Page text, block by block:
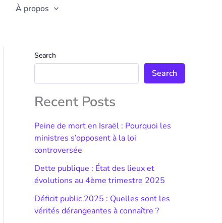
À propos
Search
Search
Recent Posts
Peine de mort en Israël : Pourquoi les
ministres s’opposent à la loi
controversée
Dette publique : État des lieux et
évolutions au 4ème trimestre 2025
Déficit public 2025 : Quelles sont les
vérités dérangeantes à connaître ?